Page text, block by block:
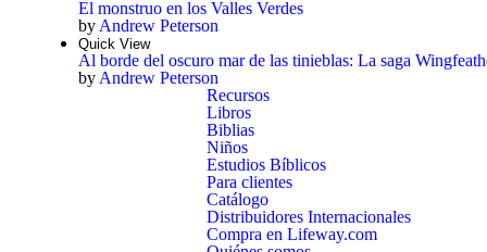
El monstruo en los Valles Verdes
by Andrew Peterson
Quick View
Al borde del oscuro mar de las tinieblas: La saga
by Andrew Peterson
Recursos
Libros
Biblias
Niños
Estudios Bíblicos
Para clientes
Catálogo
Distribuidores Internacionales
Compra en Lifeway.com